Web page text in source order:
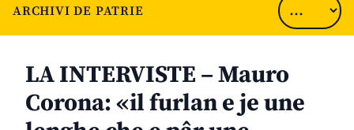
ARCHIVI DE PATRIE
LA INTERVISTE – Mauro
Corona: «il furlan e je une